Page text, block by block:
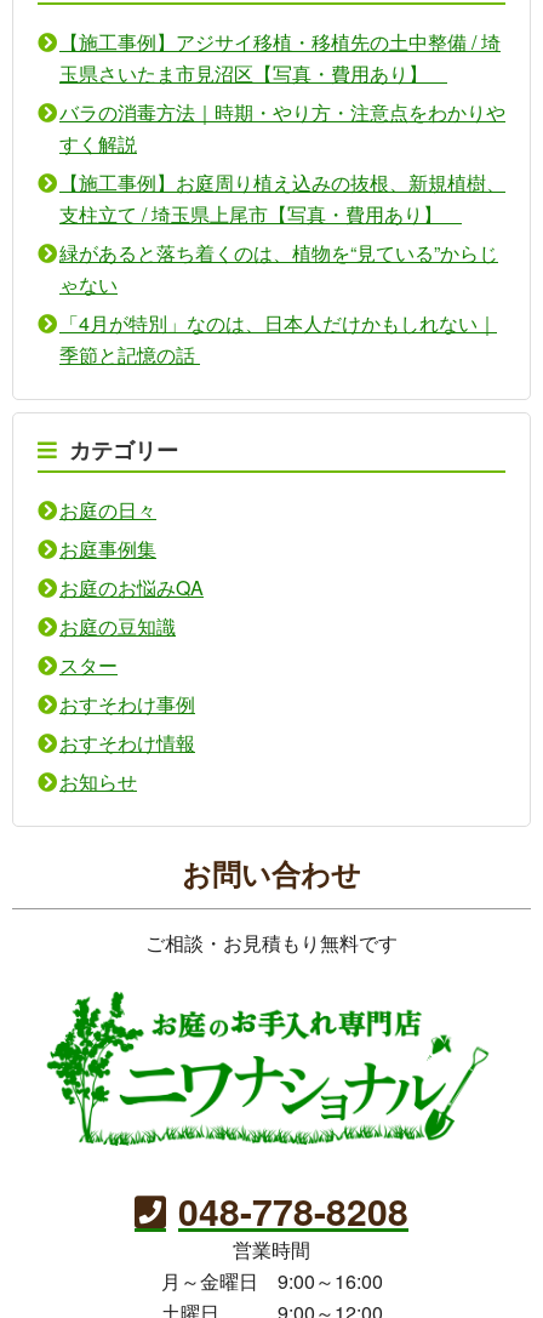
【施工事例】アジサイ移植・移植先の土中整備 / 埼
玉県さいたま市見沼区【写真・費用あり】
バラの消毒方法｜時期・やり方・注意点をわかりや
すく解説
【施工事例】お庭周り植え込みの抜根、新規植樹、
支柱立て / 埼玉県上尾市【写真・費用あり】
緑があると落ち着くのは、植物を“見ている”からじ
ゃない
「4月が特別」なのは、日本人だけかもしれない｜
季節と記憶の話
カテゴリー
お庭の日々
お庭事例集
お庭のお悩みQA
お庭の豆知識
スター
おすそわけ事例
おすそわけ情報
お知らせ
お問い合わせ
ご相談・お見積もり無料です
048-778-8208
営業時間
月～金曜日 9:00～16:00